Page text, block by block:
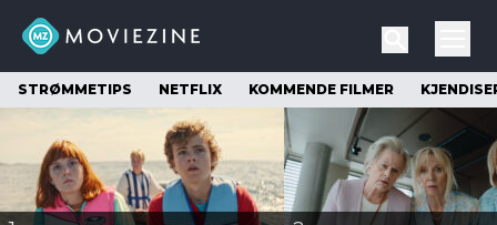
STRØMMETIPS NETFLIX KOMMENDE FILMER